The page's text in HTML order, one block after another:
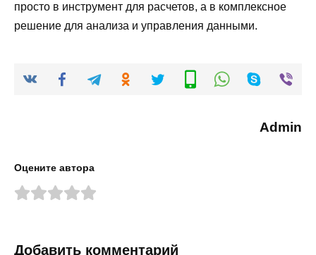
просто в инструмент для расчетов, а в комплексное
решение для анализа и управления данными.
Admin
Оцените автора
Добавить комментарий